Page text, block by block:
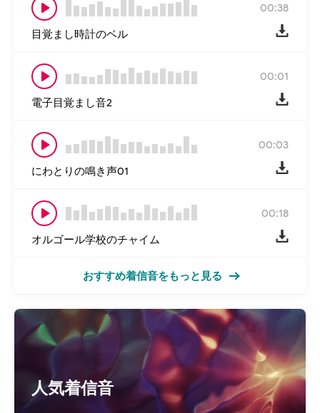
00:38
目覚まし時計のベル
00:01
電子目覚まし音2
00:03
にわとりの鳴き声01
00:18
オルゴール学校のチャイム
おすすめ着信音をもっと見る
人気着信音